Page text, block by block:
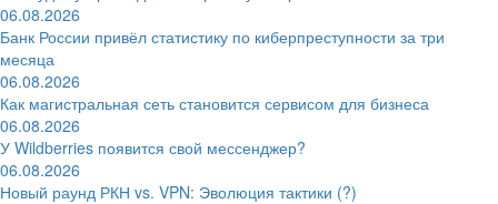
06.08.2026
Банк России привёл статистику по киберпреступности за три
месяца
06.08.2026
Как магистральная сеть становится сервисом для бизнеса
06.08.2026
У Wildberries появится свой мессенджер?
06.08.2026
Новый раунд РКН vs. VPN: Эволюция тактики (?)